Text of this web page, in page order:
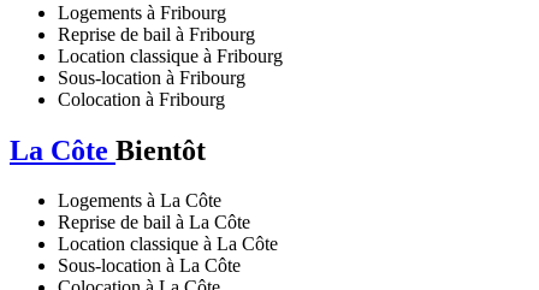
Logements à Fribourg
Reprise de bail à Fribourg
Location classique à Fribourg
Sous-location à Fribourg
Colocation à Fribourg
La Côte Bientôt
Logements à La Côte
Reprise de bail à La Côte
Location classique à La Côte
Sous-location à La Côte